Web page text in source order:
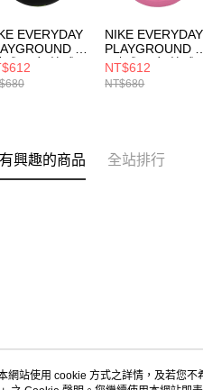
EVERYDAY
8P
球 男女 籃球
NIKE EVERYDAY
PLAYGROUND 8P
6號球 男女 籃球
N100449862106
NT$612
NT$680
興趣的商品 全站排行
網站使用 cookie 方式之詳情，及若您